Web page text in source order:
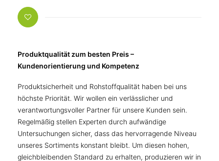
Produktqualität zum besten Preis –
Kundenorientierung und Kompetenz
Produktsicherheit und Rohstoffqualität haben bei uns
höchste Priorität. Wir wollen ein verlässlicher und
verantwortungsvoller Partner für unsere Kunden sein.
Regelmäßig stellen Experten durch aufwändige
Untersuchungen sicher, dass das hervorragende Niveau
unseres Sortiments konstant bleibt. Um diesen hohen,
gleichbleibenden Standard zu erhalten, produzieren wir in